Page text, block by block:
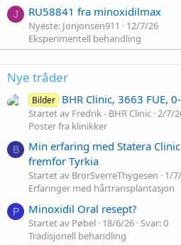
J RU58841 fra minoxidilmax
Nyeste: Jonjonsen911
12/7/26
Eksperimentell behandling
Nye tråder
Bilder BHR Clinic, 3663 FUE,
Startet av Fredrik - BHR Clinic 2/7/
Poster fra klinikker
B
Min erfaring med Statera
fremfor Tyrkia
Startet av BrorSverreThygesen 1/
Erfaringer med hårtransplantasjon
P Minoxidil Oral resept?
Startet av Pøbel 18/6/26 Svar: 0
Tradisjonell behandling